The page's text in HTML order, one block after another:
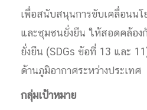
เพื่อสนับสนุนการขับเคลื่อนนโ
และชุมชนยั่งยืน ให้สอดคล้อ
ยั่งยืน (SDGs ข้อที่ 13 และ
ด้านภูมิอากาศระหว่างประเทศ
กลุ่มเป้าหมาย